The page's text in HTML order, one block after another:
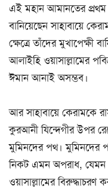
এই মহান আমানতের প্রথম
বানিয়েছেন সাহাবায়ে
ক্ষেত্রে তাঁদের মুখাপেক্ষী
আলাইহি ওয়াসাল্লামের
ঈমান আনাই অসম্ভব।
আর সাহাবায়ে কেরামকে
কুরআনী যিন্দেগীর উপর
মুমিনদের পথ। মুমিনদের
নিকট এমন অপরাধ, যেমন
ওয়াসাল্লামের